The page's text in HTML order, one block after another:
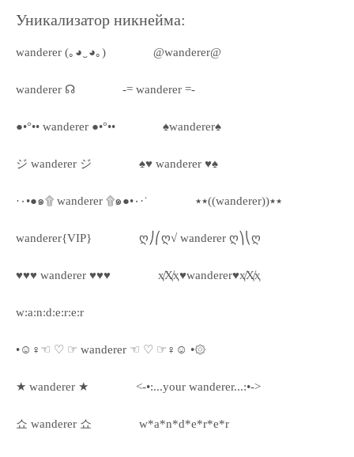
Уникализатор никнейма:
wanderer (｡◕‿◕｡) @wanderer@
wanderer ☊ -= wanderer =-
●•°•• wanderer ●•°•• ♠wanderer♠
ジ wanderer ジ ♠♥ wanderer ♥♠
·٠•●๑۩ wanderer ۩๑●•٠·˙ ٭٭((wanderer))٭٭
wanderer{VIP} ღ⎠⎛ღ√ wanderer ღ⎞⎝ღ
♥♥♥ wanderer ♥♥♥ ҳ̸Ҳ̸ҳ♥wanderer♥ҳ̸Ҳ̸ҳ
w:a:n:d:e:r:e:r
•☺♀☜ ♡ ☞ wanderer ☜ ♡ ☞♀☺ •۞
★ wanderer ★ <-•:...your wanderer...:•->
쇼 wanderer 쇼 w*a*n*d*e*r*e*r